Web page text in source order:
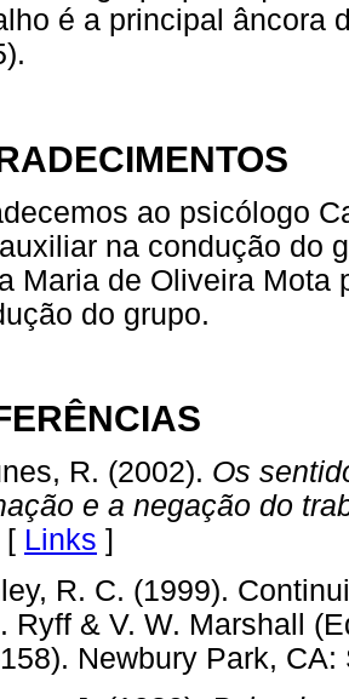
é a principal âncora
ao psicólogo
na condução do
Maria de Oliveira Mota
do grupo.
R. (2002). Os
e a negação do
Links ]
R. C. (1999).
Ryff & V. W. Marshall
158). Newbury Park,